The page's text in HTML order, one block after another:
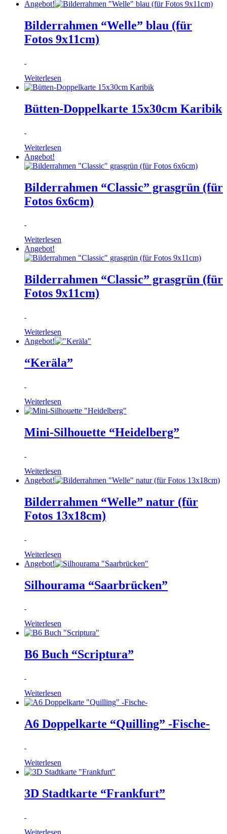
Angebot!
Bilderrahmen “Welle” blau (für
Fotos 9x11cm)
Weiterlesen
Bütten-Doppelkarte 15x30cm Karibik
Weiterlesen
Angebot!
Bilderrahmen “Classic” grasgrün (für
Fotos 6x6cm)
Weiterlesen
Angebot!
Bilderrahmen “Classic” grasgrün (für
Fotos 9x11cm)
Weiterlesen
Angebot!
“Keräla”
Weiterlesen
Mini-Silhouette “Heidelberg”
Weiterlesen
Angebot!
Bilderrahmen “Welle” natur (für
Fotos 13x18cm)
Weiterlesen
Angebot!
Silhourama “Saarbrücken”
Weiterlesen
B6 Buch “Scriptura”
Weiterlesen
A6 Doppelkarte “Quilling” -Fische-
Weiterlesen
3D Stadtkarte “Frankfurt”
Weiterlesen